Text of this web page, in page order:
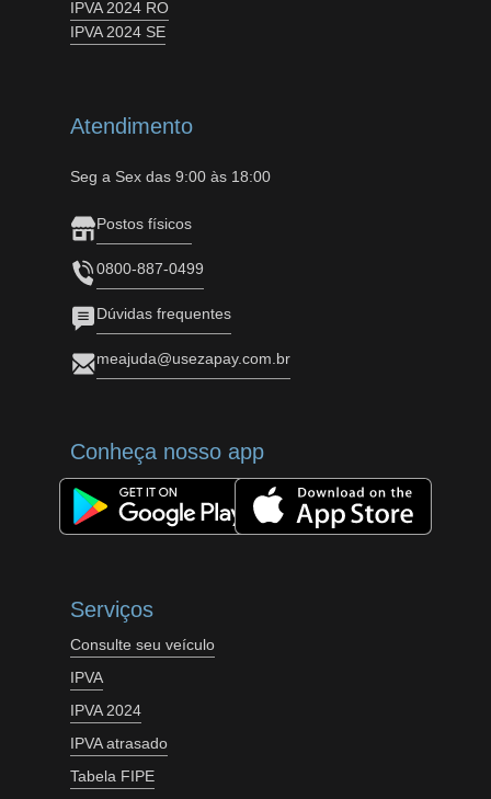
IPVA 2024 RO
IPVA 2024 SE
Atendimento
Seg a Sex das 9:00 às 18:00
Postos físicos
0800-887-0499
Dúvidas frequentes
meajuda@usezapay.com.br
Conheça nosso app
Serviços
Consulte seu veículo
IPVA
IPVA 2024
IPVA atrasado
Tabela FIPE